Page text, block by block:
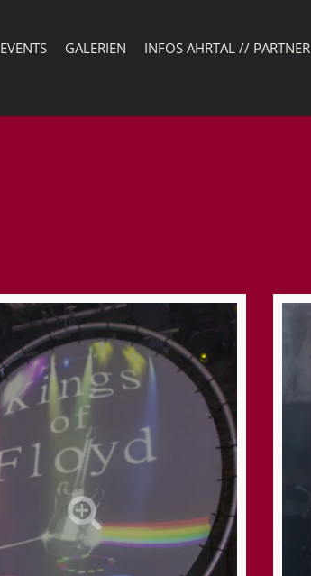
EVENTS GALERIEN INFOS AHRTAL // PARTNER